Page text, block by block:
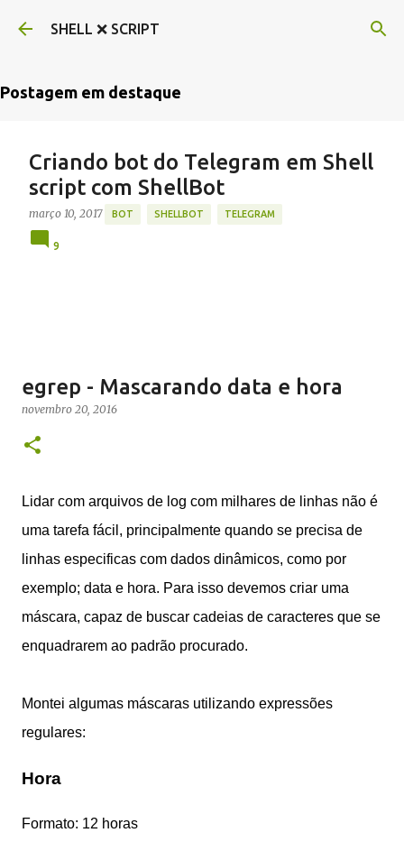
Pular para o conteúdo principal
SHELL ❌ SCRIPT
Postagem em destaque
Criando bot do Telegram em Shell
script com ShellBot
março 10, 2017 BOT SHELLBOT TELEGRAM
9
egrep - Mascarando data e hora
novembro 20, 2016
Lidar com arquivos de log com milhares de linhas não é
uma tarefa fácil, principalmente quando se precisa de
linhas especificas com dados dinâmicos, como por
exemplo; data e hora. Para isso devemos criar uma
máscara, capaz de buscar cadeias de caracteres que se
enquadrarem ao padrão procurado.
Montei algumas máscaras utilizando expressões
regulares:
Hora
Formato: 12 horas